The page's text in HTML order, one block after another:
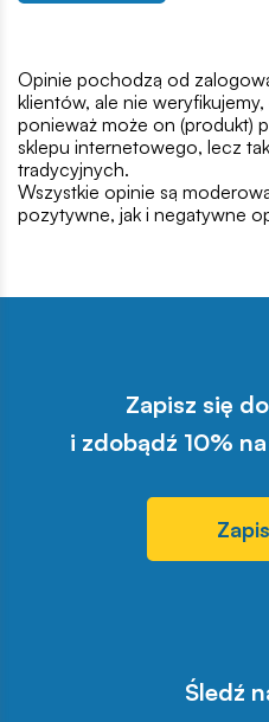
Opinie pochodzą od
klientów, ale nie
ponieważ może on (produkt)
sklepu internetowego, lecz
tradycyjnych.
Wszystkie opinie są
pozytywne, jak i negatywne
Zapisz się
i zdobądź 10%
Śledź